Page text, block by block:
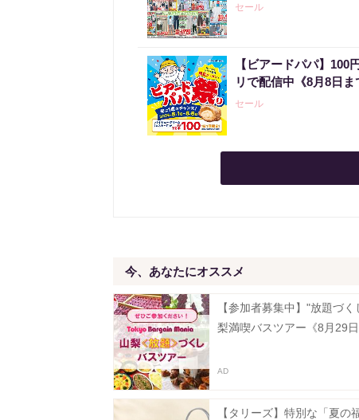
セール
【ビアードパパ】
リで配信中《8月8日ま
セール
今、あなたにオススメ
【参加者募集中】"放題づく
梨満喫バスツアー《8月29日
【タリーズ】特別な「夏の